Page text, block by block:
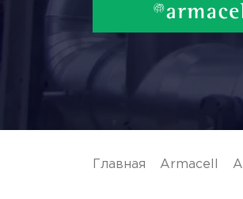
Главная Armacell